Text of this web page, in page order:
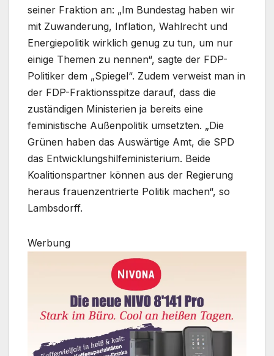
seiner Fraktion an: „Im Bundestag haben wir
mit Zuwanderung, Inflation, Wahlrecht und
Energiepolitik wirklich genug zu tun, um nur
einige Themen zu nennen“, sagte der FDP-
Politiker dem „Spiegel“. Zudem verweist man in
der FDP-Fraktionsspitze darauf, dass die
zuständigen Ministerien ja bereits eine
feministische Außenpolitik umsetzten. „Die
Grünen haben das Auswärtige Amt, die SPD
das Entwicklungshilfeministerium. Beide
Koalitionspartner können aus der Regierung
heraus frauenzentrierte Politik machen“, so
Lambsdorff.
Werbung